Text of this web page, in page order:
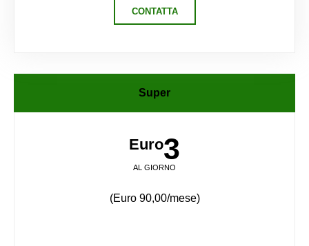
CONTATTA
Super
Euro3
AL GIORNO
(Euro 90,00/mese)